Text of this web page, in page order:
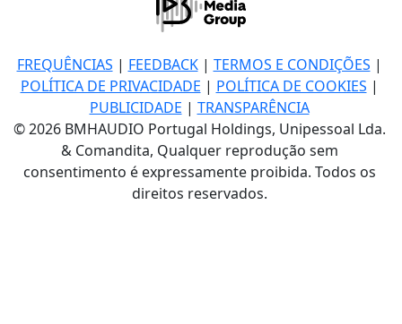
FREQUÊNCIAS | FEEDBACK| TERMOS E CONDIÇÕES |
POLÍTICA DE PRIVACIDADE | POLÍTICA DE COOKIES |
PUBLICIDADE | TRANSPARÊNCIA
© 2026 BMHAUDIO Portugal Holdings, Unipessoal Lda.
& Comandita, Qualquer reprodução sem
consentimento é expressamente proibida. Todos os
direitos reservados.